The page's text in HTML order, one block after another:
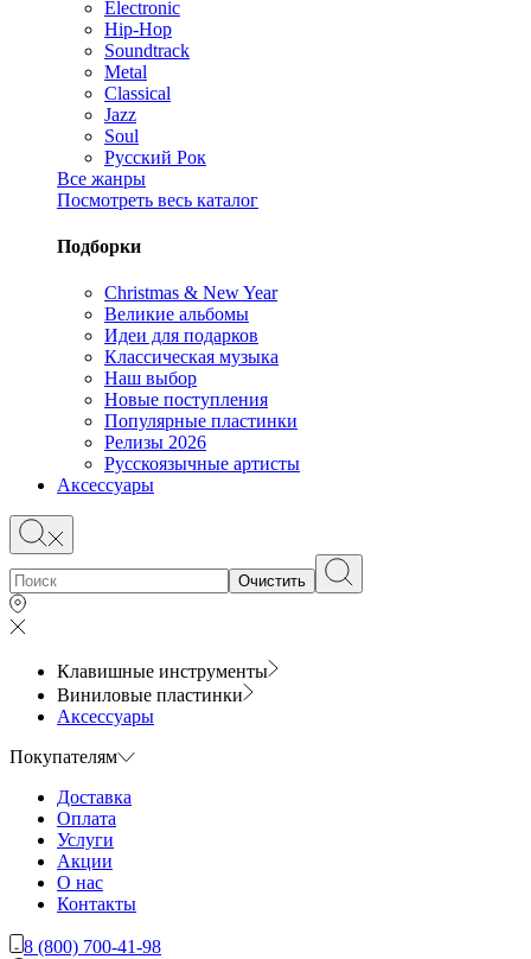
Electronic
Hip-Hop
Soundtrack
Metal
Classical
Jazz
Soul
Русский Рок
Все жанры
Посмотреть весь каталог
Подборки
Christmas & New Year
Великие альбомы
Идеи для подарков
Классическая музыка
Наш выбор
Новые поступления
Популярные пластинки
Релизы 2026
Русскоязычные артисты
Аксессуары
Очистить
Клавишные инструменты
Виниловые пластинки
Аксессуары
Покупателям
Доставка
Оплата
Услуги
Акции
О нас
Контакты
8 (800) 700-41-98